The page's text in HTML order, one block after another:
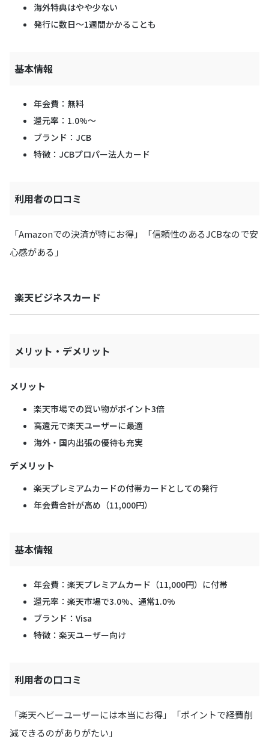
海外特典はやや少ない
発行に数日〜1週間かかることも
基本情報
年会費：無料
還元率：1.0%〜
ブランド：JCB
特徴：JCBプロパー法人カード
利用者の口コミ
「Amazonでの決済が特にお得」「信頼性のあるJCBなので安
心感がある」
楽天ビジネスカード
メリット・デメリット
メリット
楽天市場での買い物がポイント3倍
高還元で楽天ユーザーに最適
海外・国内出張の優待も充実
デメリット
楽天プレミアムカードの付帯カードとしての発行
年会費合計が高め（11,000円）
基本情報
年会費：楽天プレミアムカード（11,000円）に付帯
還元率：楽天市場で3.0%、通常1.0%
ブランド：Visa
特徴：楽天ユーザー向け
利用者の口コミ
「楽天ヘビーユーザーには本当にお得」「ポイントで経費削
減できるのがありがたい」